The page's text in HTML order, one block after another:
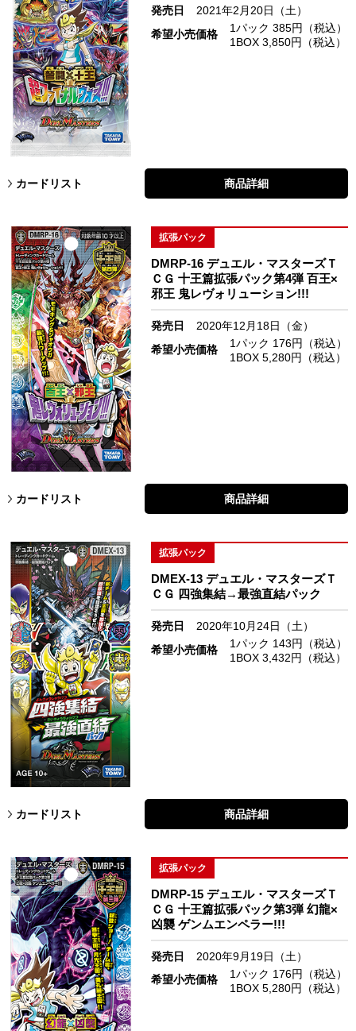
発売日
2021年2月20日（土）
希望小売価格
1パック 385円（税込）
1BOX 3,850円（税込）
カードリスト 商品詳細
拡張パック
DMRP-16 デュエル・マスターズＴ
ＣＧ 十王篇拡張パック第4弾 百王×
邪王 鬼レヴォリューション!!!
発売日
2020年12月18日（金）
希望小売価格
1パック 176円（税込）
1BOX 5,280円（税込）
カードリスト 商品詳細
拡張パック
DMEX-13 デュエル・マスターズＴ
ＣＧ 四強集結→最強直結パック
発売日
2020年10月24日（土）
希望小売価格
1パック 143円（税込）
1BOX 3,432円（税込）
カードリスト 商品詳細
拡張パック
DMRP-15 デュエル・マスターズＴ
ＣＧ 十王篇拡張パック第3弾 幻龍×
凶襲 ゲンムエンペラー!!!
発売日
2020年9月19日（土）
希望小売価格
1パック 176円（税込）
1BOX 5,280円（税込）